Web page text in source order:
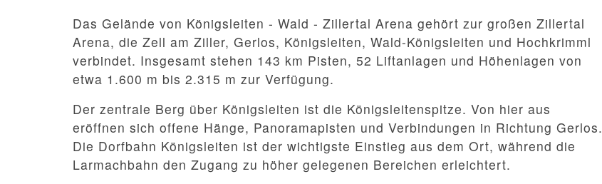
Das Gelände von Königsleiten - Wald - Zillertal Arena gehört zur großen Zillertal
Arena, die Zell am Ziller, Gerlos, Königsleiten, Wald-Königsleiten und Hochkrimml
verbindet. Insgesamt stehen 143 km Pisten, 52 Liftanlagen und Höhenlagen von
etwa 1.600 m bis 2.315 m zur Verfügung.
Der zentrale Berg über Königsleiten ist die Königsleitenspitze. Von hier aus
eröffnen sich offene Hänge, Panoramapisten und Verbindungen in Richtung Gerlos.
Die Dorfbahn Königsleiten ist der wichtigste Einstieg aus dem Ort, während die
Larmachbahn den Zugang zu höher gelegenen Bereichen erleichtert.